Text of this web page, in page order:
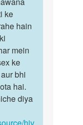
ke
hain
mein
ke
bhi
hai.
diya